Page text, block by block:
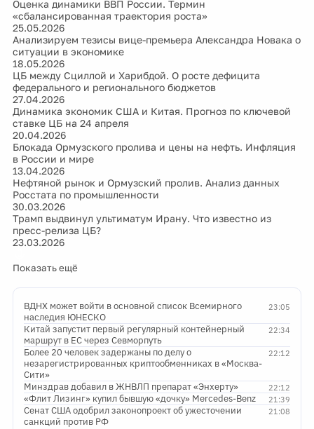
Оценка динамики ВВП России. Термин
«сбалансированная траектория роста»
25.05.2026
Анализируем тезисы вице-премьера Александра Новака о
ситуации в экономике
18.05.2026
ЦБ между Сциллой и Харибдой. О росте дефицита
федерального и регионального бюджетов
27.04.2026
Динамика экономик США и Китая. Прогноз по ключевой
ставке ЦБ на 24 апреля
20.04.2026
Блокада Ормузского пролива и цены на нефть. Инфляция
в России и мире
13.04.2026
Нефтяной рынок и Ормузский пролив. Анализ данных
Росстата по промышленности
30.03.2026
Трамп выдвинул ультиматум Ирану. Что известно из
пресс-релиза ЦБ?
23.03.2026
Показать ещё
23:05
ВДНХ может войти в основной список Всемирного
наследия ЮНЕСКО
22:34
Китай запустит первый регулярный контейнерный
маршрут в ЕС через Севморпуть
22:12
Более 20 человек задержаны по делу о
незарегистрированных криптообменниках в «Москва-
Сити»
22:12
Минздрав добавил в ЖНВЛП препарат «Энхерту»
21:39
«Флит Лизинг» купил бывшую «дочку» Mercedes-Benz
21:08
Сенат США одобрил законопроект об ужесточении
санкций против РФ